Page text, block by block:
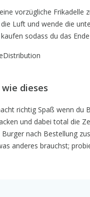
vorzügliche
Luft und wende die
sodass du das
dieses
richtig Spaß wenn du
und dabei total die
nach Bestellung
anderes brauchst;